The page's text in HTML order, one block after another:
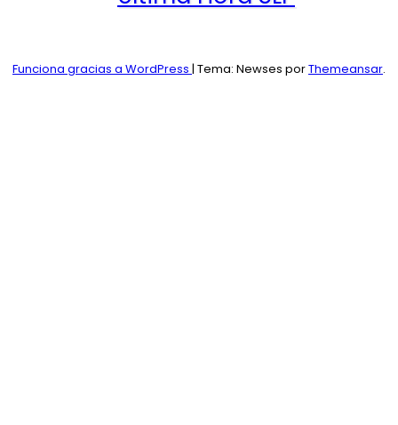
Funciona gracias a WordPress | Tema: Newses porThemeansar.